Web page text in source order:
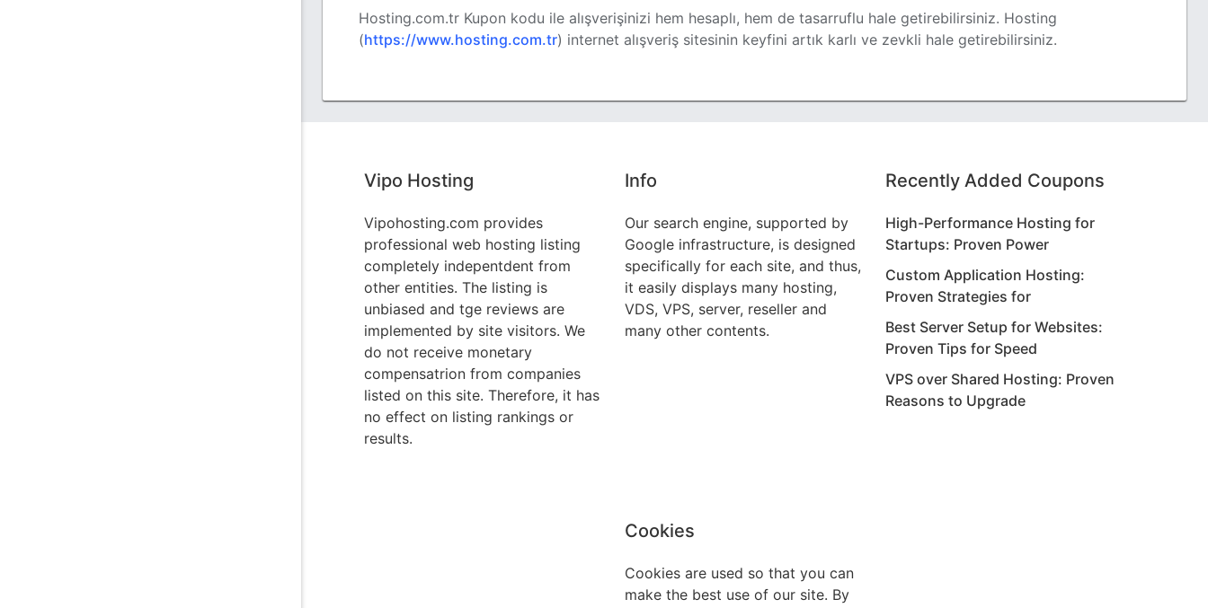
Hosting.com.tr Kupon kodu ile alışverişinizi hem hesaplı, hem de tasarruflu hale getirebilirsiniz. Hosting
(https://www.hosting.com.tr) internet alışveriş sitesinin keyfini artık karlı ve zevkli hale getirebilirsiniz.
Vipo Hosting
Vipohosting.com provides
professional web hosting listing
completely indepentdent from
other entities. The listing is
unbiased and tge reviews are
implemented by site visitors. We
do not receive monetary
compensatrion from companies
listed on this site. Therefore, it has
no effect on listing rankings or
results.
Info
Our search engine, supported by
Google infrastructure, is designed
specifically for each site, and thus,
it easily displays many hosting,
VDS, VPS, server, reseller and
many other contents.
Recently Added Coupons
High-Performance Hosting for
Startups: Proven Power
Custom Application Hosting:
Proven Strategies for
Best Server Setup for Websites:
Proven Tips for Speed
VPS over Shared Hosting: Proven
Reasons to Upgrade
Cookies
Cookies are used so that you can
make the best use of our site. By